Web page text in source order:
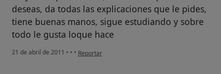
deseas, da todas las explicaciones que le pides,
tiene buenas manos, sigue estudiando y sobre
todo le gusta loque hace
21 de abril de 2011 • • • en opinión del usuario usuario
Reportar